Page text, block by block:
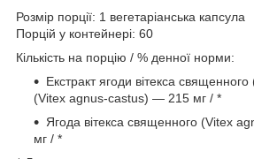
Розмір порції: 1 вегетаріанська капсула
Порцій у контейнері: 60
Кількість на порцію / % денної норми:
Екстракт ягоди вітекса священного
(Vitex agnus-castus) — 215 мг / *
Ягода вітекса священного (Vitex
мг / *